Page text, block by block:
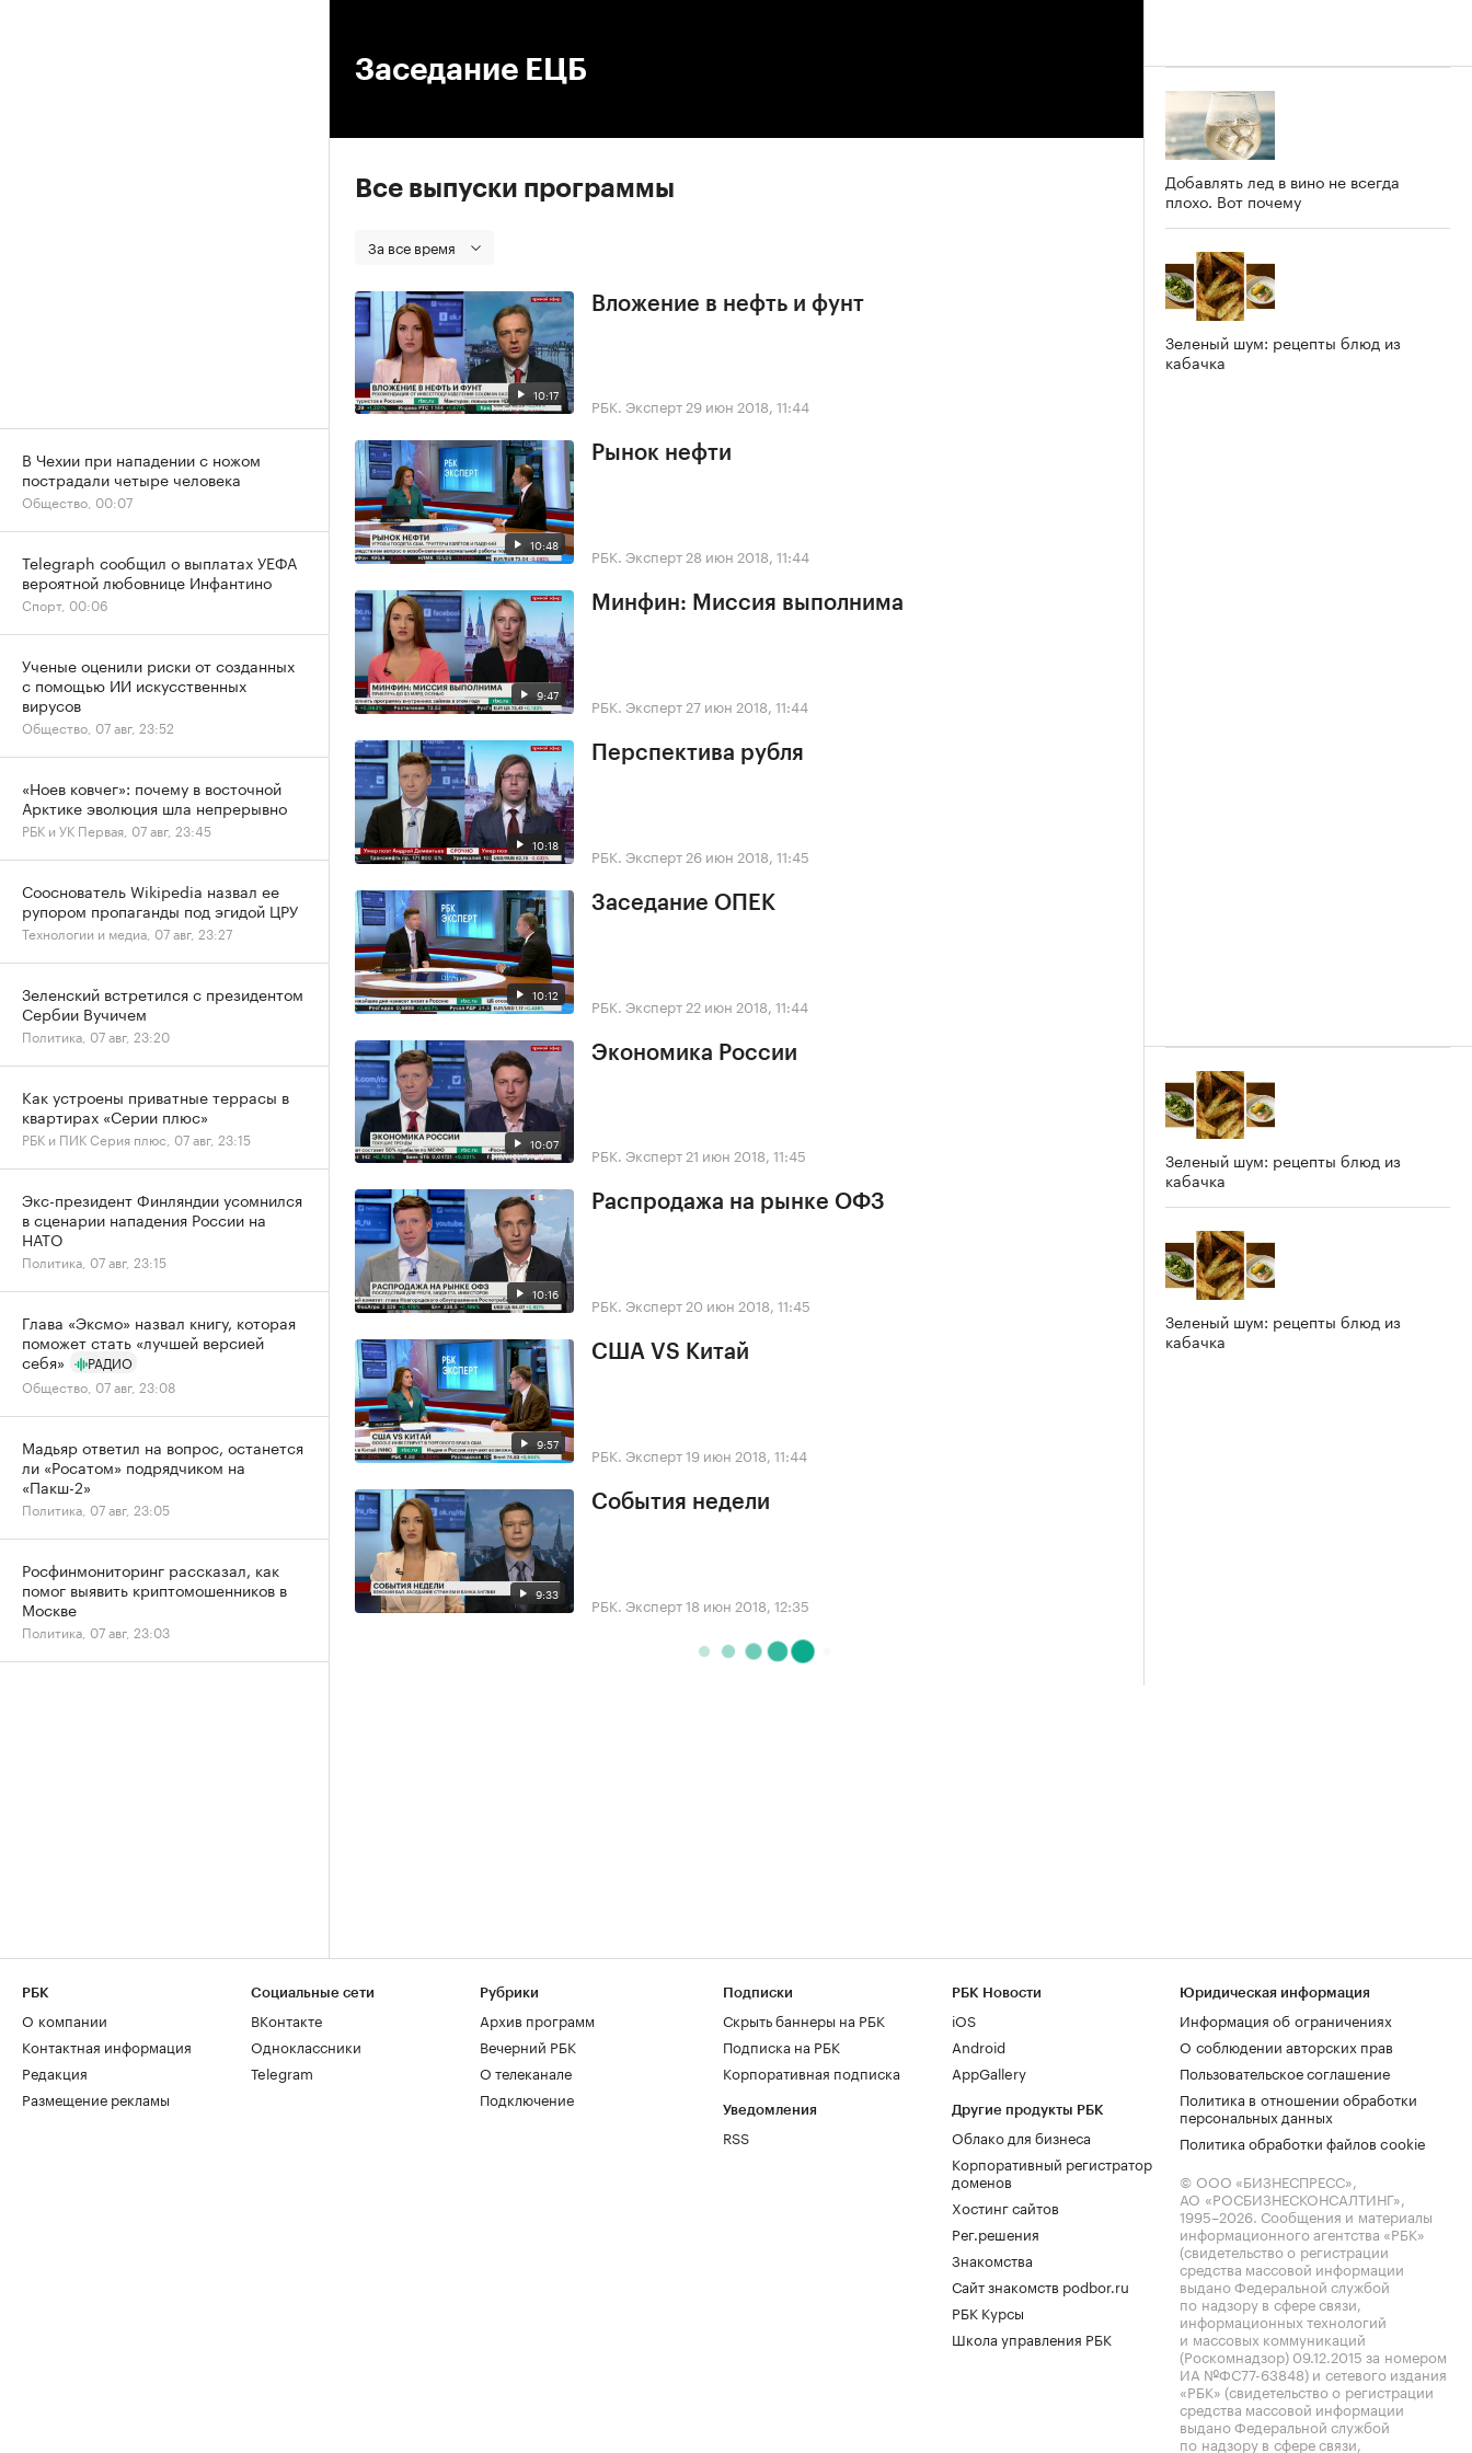
Заседание ЕЦБ
Все выпуски программы
За все время
10:17
Вложение в нефть и фунт
РБК. Эксперт 29 июн 2018, 11:44
10:48
Рынок нефти
РБК. Эксперт 28 июн 2018, 11:44
9:47
Минфин: Миссия выполнима
РБК. Эксперт 27 июн 2018, 11:44
10:18
Перспектива рубля
РБК. Эксперт 26 июн 2018, 11:45
10:12
Заседание ОПЕК
РБК. Эксперт 22 июн 2018, 11:44
10:07
Экономика России
РБК. Эксперт 21 июн 2018, 11:45
10:16
Распродажа на рынке ОФЗ
РБК. Эксперт 20 июн 2018, 11:45
9:57
США VS Китай
РБК. Эксперт19 июн 2018, 11:44
9:33
События недели
РБК. Эксперт18 июн 2018, 12:35
Добавлять лед в вино не всегда
плохо. Вот почему
Зеленый шум: рецепты блюд из
кабачка
Зеленый шум: рецепты блюд из
кабачка
Зеленый шум: рецепты блюд из
кабачка
В Чехии при нападении с ножом
пострадали четыре человека
Общество, 00:07
Telegraph сообщил о выплатах УЕФА
вероятной любовнице Инфантино
Спорт, 00:06
Ученые оценили риски от созданных
с помощью ИИ искусственных
вирусов
Общество, 07 авг, 23:52
«Ноев ковчег»: почему в восточной
Арктике эволюция шла непрерывно
РБК и УК Первая, 07 авг, 23:45
Сооснователь Wikipedia назвал ее
рупором пропаганды под эгидой ЦРУ
Технологии и медиа, 07 авг, 23:27
Зеленский встретился с президентом
Сербии Вучичем
Политика, 07 авг, 23:20
Как устроены приватные террасы в
квартирах «Серии плюс»
РБК и ПИК Серия плюс, 07 авг, 23:15
Экс-президент Финляндии усомнился
в сценарии нападения России на
НАТО
Политика, 07 авг, 23:15
Глава «Эксмо» назвал книгу, которая
поможет стать «лучшей версией
себя»
РАДИО
Общество, 07 авг, 23:08
Мадьяр ответил на вопрос, останется
ли «Росатом» подрядчиком на
«Пакш-2»
Политика, 07 авг, 23:05
Росфинмониторинг рассказал, как
помог выявить криптомошенников в
Москве
Политика, 07 авг, 23:03
РБК
О компании
Контактная информация
Редакция
Размещение рекламы
Социальные сети
ВКонтакте
Одноклассники
Telegram
Рубрики
Архив программ
Вечерний РБК
О телеканале
Подключение
Подписки
Скрыть баннеры на РБК
Подписка на РБК
Корпоративная подписка
Уведомления
RSS
РБК Новости
iOS
Android
AppGallery
Другие продукты РБК
Облако для бизнеса
Корпоративный регистратор
доменов
Хостинг сайтов
Рег.решения
Знакомства
Сайт знакомств podbor.ru
РБК Курсы
Школа управления РБК
Юридическая информация
Информация об ограничениях
О соблюдении авторских прав
Пользовательское соглашение
Политика в отношении обработки
персональных данных
Политика обработки файлов cookie
© ООО «БИЗНЕСПРЕСС»,
АО «РОСБИЗНЕСКОНСАЛТИНГ»,
1995–2026. Сообщения и материалы
информационного агентства «РБК»
(свидетельство о регистрации
средства массовой информации
выдано Федеральной службой
по надзору в сфере связи,
информационных технологий
и массовых коммуникаций
(Роскомнадзор) 09.12.2015 за номером
ИА №ФС77-63848) и сетевого издания
«РБК» (свидетельство о регистрации
средства массовой информации
выдано Федеральной службой
по надзору в сфере связи,